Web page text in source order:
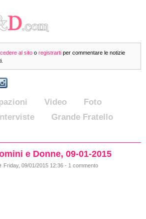
al sito o registrarti per commentare le notizie
Video
Foto
Grande Fratello
e Donne, 09-01-2015
Friday, 09/01/2015 12:36 - 1 commento